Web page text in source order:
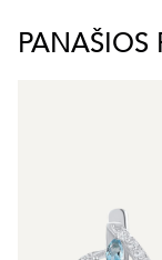
PANAŠIOS